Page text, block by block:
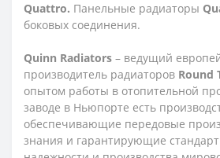
Quattro. Панельные радиаторы
боковых соединения.
Quinn Radiators – ведущий
производитель радиаторов Round
опытом работы в отопительной
заводе в Ньюпорте есть
обеспечивающие передовые
знания и гарантирующие